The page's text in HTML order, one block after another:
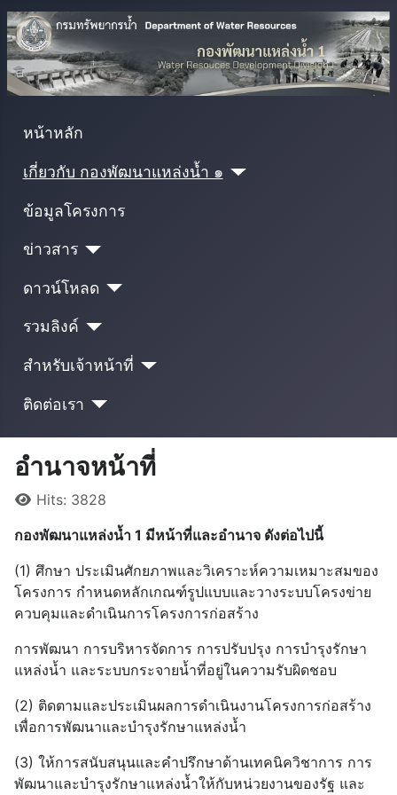
หน้าหลัก
เกี่ยวกับ กองพัฒนาแหล่งน้ำ ๑
ข้อมูลโครงการ
ข่าวสาร
ดาวน์โหลด
รวมลิงค์
สำหรับเจ้าหน้าที่
ติดต่อเรา
อำนาจหน้าที่
DetailsHits: 3828
กองพัฒนาแหล่งน้ำ 1 มีหน้าที่และอำนาจ ดังต่อไปนี้
(1) ศึกษา ประเมินศักยภาพและวิเคราะห์ความเหมาะสมของ
โครงการ กำหนดหลักเกณฑ์รูปแบบและวางระบบโครงข่าย
ควบคุมและดำเนินการโครงการก่อสร้าง
การพัฒนา การบริหารจัดการ การปรับปรุง การบำรุงรักษา
แหล่งน้ำ และระบบกระจายน้ำที่อยู่ในความรับผิดชอบ
(2) ติดตามและประเมินผลการดำเนินงานโครงการก่อสร้าง
เพื่อการพัฒนาและบำรุงรักษาแหล่งน้ำ
(3) ให้การสนับสนุนและคำปรึกษาด้านเทคนิควิชาการ การ
พัฒนาและบำรุงรักษาแหล่งน้ำให้กับหน่วยงานของรัฐ และ